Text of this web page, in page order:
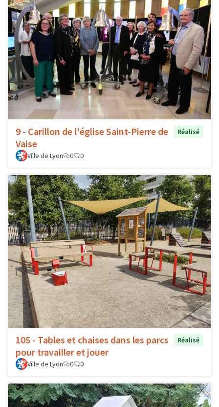
9 - Carillon de l'église Saint-Pierre de
Vaise
Réalisé
Ville de Lyon 0 0
105 - Tables et chaises dans les parcs
pour travailler et jouer
Réalisé
Ville de Lyon 0 0